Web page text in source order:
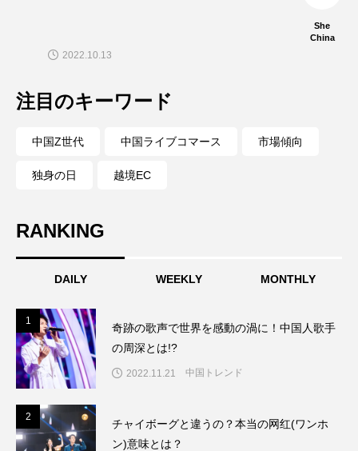
She
China
2022.10.13
注目のキーワード
中国Z世代 中国ライブコマース 市場傾向
独身の日 越境EC
RANKING
DAILY WEEKLY MONTHLY
1
奇跡の歌声で世界を感動の渦に！中国人歌手
の周深とは!?
2022.11.21 中国トレンド
2
チャイボーグと違うの？本当の网红(ワンホ
ン)意味とは？